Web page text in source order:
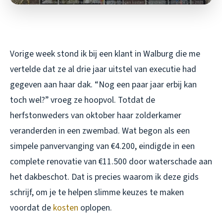
Vorige week stond ik bij een klant in Walburg die me
vertelde dat ze al drie jaar uitstel van executie had
gegeven aan haar dak. “Nog een paar jaar erbij kan
toch wel?” vroeg ze hoopvol. Totdat de
herfstonweders van oktober haar zolderkamer
veranderden in een zwembad. Wat begon als een
simpele panvervanging van €4.200, eindigde in een
complete renovatie van €11.500 door waterschade aan
het dakbeschot. Dat is precies waarom ik deze gids
schrijf, om je te helpen slimme keuzes te maken
voordat de kosten oplopen.